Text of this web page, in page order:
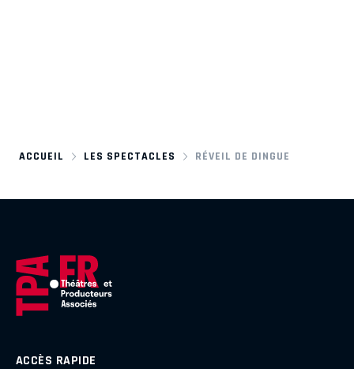
ACCUEIL LES SPECTACLES RÉVEIL DE DINGUE
ACCÈS RAPIDE